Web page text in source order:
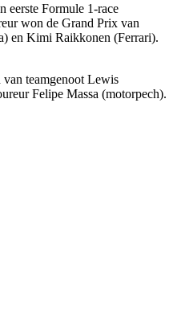
eerste Formule 1-race
won de Grand Prix van
en Kimi Raikkonen (Ferrari).
teamgenoot Lewis
Felipe Massa (motorpech).